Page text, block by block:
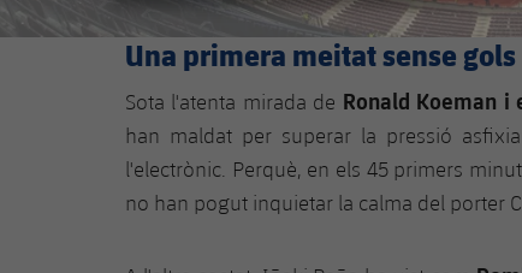
Una primera meitat sense gols
Sota l'atenta mirada de Ronald Koeman i
han maldat per superar la pressió
l'electrònic. Perquè, en els 45 primers
no han pogut inquietar la calma del porter